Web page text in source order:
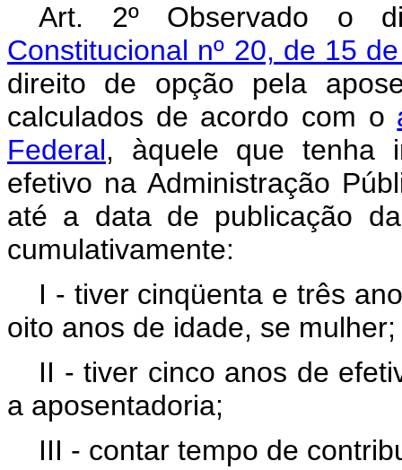
Art. 2º Observado o
Constitucional nº 20, de 15
direito de opção pela
calculados de acordo com o
Federal, àquele que tenha
efetivo na Administração
até a data de publicação
cumulativamente:
I - tiver cinqüenta e três
oito anos de idade, se mulher;
II - tiver cinco anos de
a aposentadoria;
III - contar tempo de